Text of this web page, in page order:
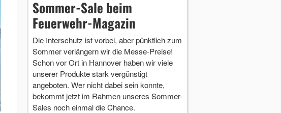
Sommer-Sale beim
Feuerwehr-Magazin
Die Interschutz ist vorbei, aber pünktlich zum
Sommer verlängern wir die Messe-Preise!
Schon vor Ort in Hannover haben wir viele
unserer Produkte stark vergünstigt
angeboten. Wer nicht dabei sein konnte,
bekommt jetzt im Rahmen unseres Sommer-
Sales noch einmal die Chance.